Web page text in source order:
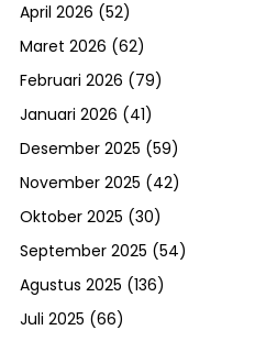
April 2026 (52)
Maret 2026 (62)
Februari 2026 (79)
Januari 2026 (41)
Desember 2025 (59)
November 2025 (42)
Oktober 2025 (30)
September 2025 (54)
Agustus 2025 (136)
Juli 2025 (66)